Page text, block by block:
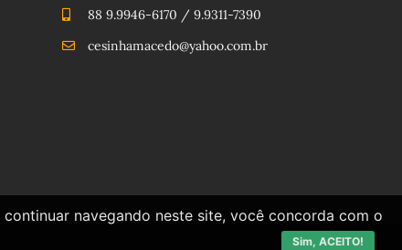
88 9.9946-6170 / 9.9311-7390
cesinhamacedo@yahoo.com.br
navegando neste site, você concorda com o
Sim, ACEITO!